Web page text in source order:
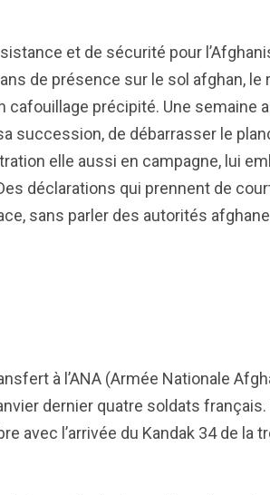
et de sécurité pour
de présence sur le sol afghan, le
cafouillage précipité. Une semaine
succession, de débarrasser le
elle aussi en campagne, lui
déclarations qui prennent de court
sans parler des autorités
à l’ANA (Armée Nationale
dernier quatre soldats
avec l’arrivée du Kandak 34 de la